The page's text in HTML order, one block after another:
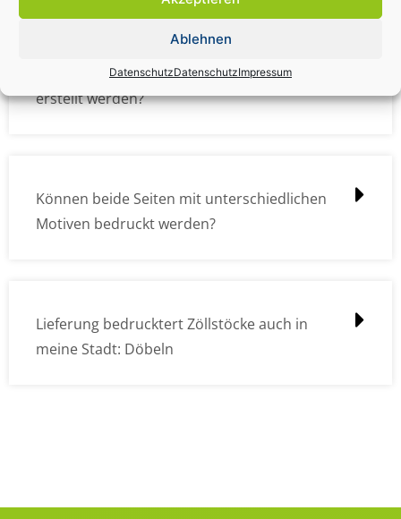
Ablehnen
DatenschutzDatenschutzImpressum
Wie müssen die Druckdateien angelegt /
erstellt werden?
Können beide Seiten mit unterschiedlichen
Motiven bedruckt werden?
Lieferung bedrucktert Zöllstöcke auch in
meine Stadt: Döbeln